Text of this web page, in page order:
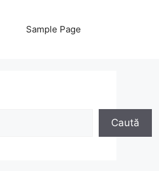
Sample Page
Caută